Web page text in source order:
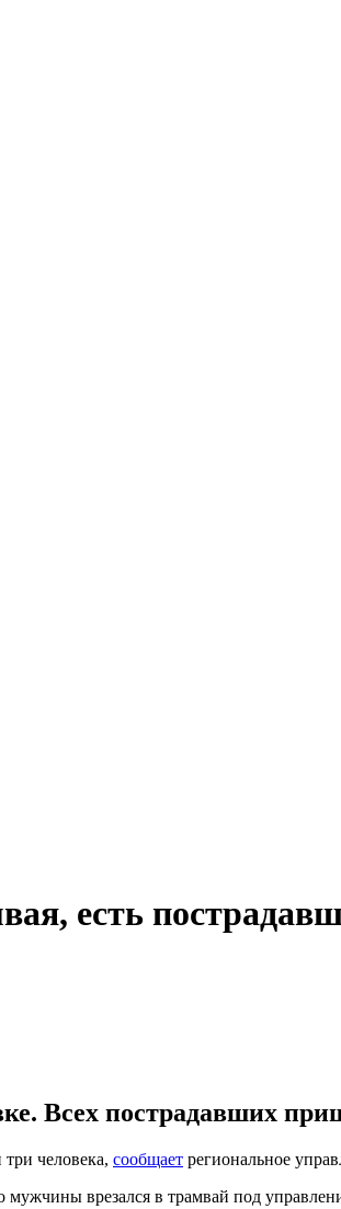
есть
Всех пострадавших
человека, сообщает региональное
мужчины врезался в трамвай под